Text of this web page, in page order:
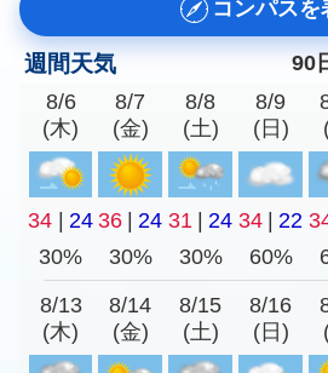
コンパスを
週間天気
90
8/6
(木)
8/7
(金)
8/8
(土)
8/9
(日)
34 | 24 36 | 24 31 | 24 34 | 22
30%
30% 30% 60%
8/13
(木)
8/14
(金)
8/15
(土)
8/16
(日)